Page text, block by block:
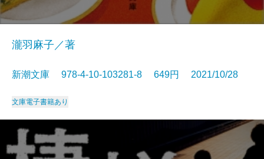
瀧羽麻子／著
新潮文庫 978-4-10-103281-8 649円 2021/10/28
文庫電子書籍あり